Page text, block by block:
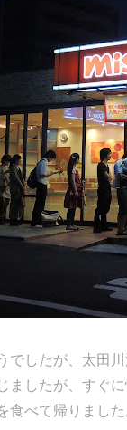
したが、太田
ましたが、すぐ
食べて帰りました